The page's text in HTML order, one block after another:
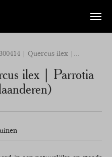
Toggle
| Quercus ilex |...
ilex | Parrotia